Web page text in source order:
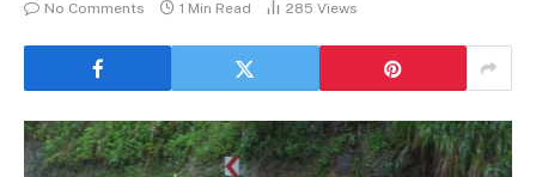
No Comments
1 Min Read 285 Views